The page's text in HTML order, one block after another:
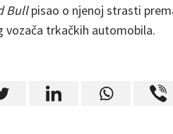
Bullpisao o njenoj strasti
vozača trkačkih automobila.